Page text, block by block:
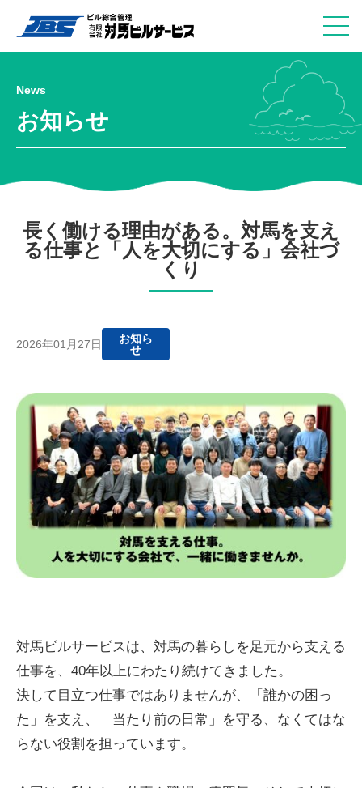
News
お知らせ
長く働ける理由がある。対馬を支え
る仕事と「人を大切にする」会社づ
くり
2026年01月27日
お知ら
せ
対馬ビルサービスは、対馬の暮らしを足元から支える
仕事を、40年以上にわたり続けてきました。
決して目立つ仕事ではありませんが、「誰かの困っ
た」を支え、「当たり前の日常」を守る、なくてはな
らない役割を担っています。